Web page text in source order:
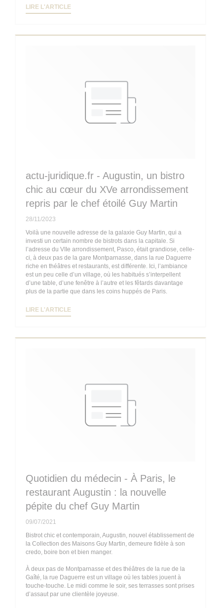
LIRE L'ARTICLE
actu-juridique.fr - Augustin, un bistro
chic au cœur du XVe arrondissement
repris par le chef étoilé Guy Martin
28/11/2023
Voilà une nouvelle adresse de la galaxie Guy Martin, qui a
investi un certain nombre de bistrots dans la capitale. Si
l’adresse du VIIe arrondissement, Pasco, était grandiose, celle-
ci, à deux pas de la gare Montparnasse, dans la rue Daguerre
riche en théâtres et restaurants, est différente. Ici, l’ambiance
est un peu celle d’un village, où les habitués s’interpellent
d’une table, d’une fenêtre à l’autre et les fêtards davantage
plus de la partie que dans les coins huppés de Paris.
LIRE L'ARTICLE
Quotidien du médecin - À Paris, le
restaurant Augustin : la nouvelle
pépite du chef Guy Martin
09/07/2021
Bistrot chic et contemporain, Augustin, nouvel établissement de
la Collection des Maisons Guy Martin, demeure fidèle à son
credo, boire bon et bien manger.
À deux pas de Montparnasse et des théâtres de la rue de la
Gaîté, la rue Daguerre est un village où les tables jouent à
touche-touche. Le midi comme le soir, ses terrasses sont prises
d’assaut par une clientèle joyeuse.